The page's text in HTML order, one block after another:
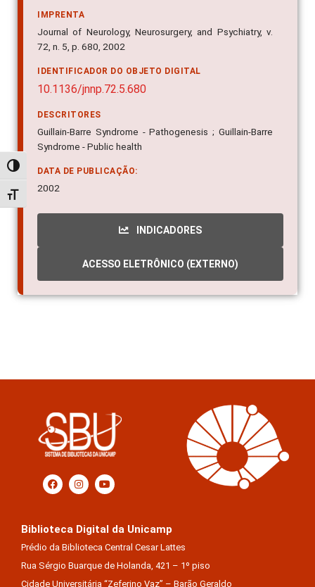
Alternar alto contraste
Alternar tamanho da fonte
IMPRENTA
Journal of Neurology, Neurosurgery, and Psychiatry, v.
72, n. 5, p. 680, 2002
IDENTIFICADOR DO OBJETO DIGITAL
10.1136/jnnp.72.5.680
DESCRITORES
Guillain-Barre Syndrome - Pathogenesis ; Guillain-Barre
Syndrome - Public health
DATA DE PUBLICAÇÃO:
2002
INDICADORES
ACESSO ELETRÔNICO (EXTERNO)
Biblioteca Digital da Unicamp
Prédio da Biblioteca Central Cesar Lattes
Rua Sérgio Buarque de Holanda, 421 – 1º piso
Cidade Universitária “Zeferino Vaz” – Barão Geraldo